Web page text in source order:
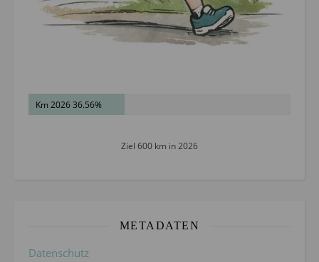
Km 2026 36.56%
Ziel 600 km in 2026
METADATEN
Datenschutz